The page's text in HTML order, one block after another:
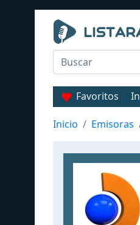
Favoritos
Inicio Emisoras